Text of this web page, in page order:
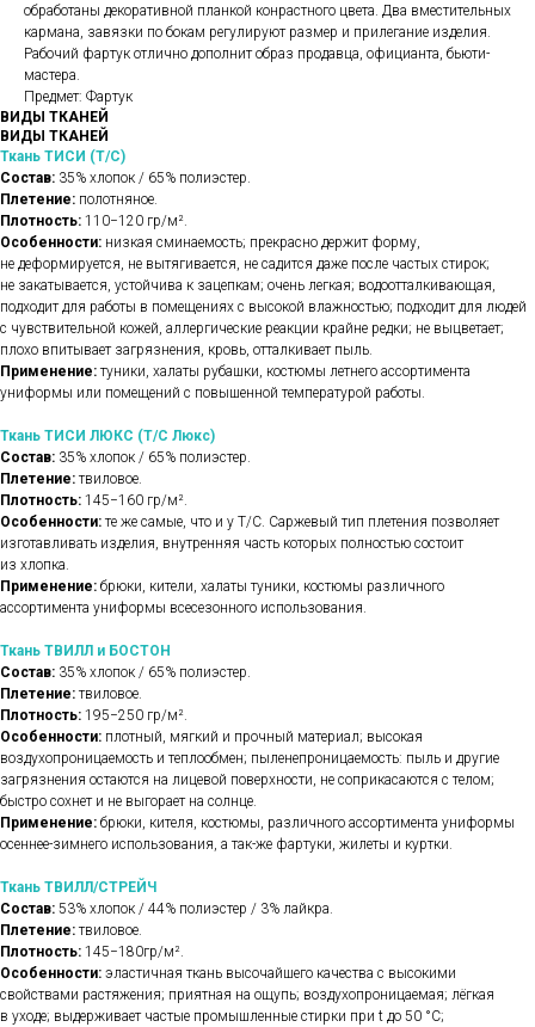
обработаны декоративной планкой конрастного цвета. Два вместительных
кармана, завязки по бокам регулируют размер и прилегание изделия.
Рабочий фартук отлично дополнит образ продавца, официанта, бьюти-
мастера.
Предмет: Фартук
ВИДЫ ТКАНЕЙ
ВИДЫ ТКАНЕЙ
Ткань ТИСИ (Т/С)
Состав: 35% хлопок / 65% полиэстер.
Плетение: полотняное.
Плотность: 110−120 гр/м².
Особенности: низкая сминаемость; прекрасно держит форму,
не деформируется, не вытягивается, не садится даже после частых стирок;
не закатывается, устойчива к зацепкам; очень легкая; водоотталкивающая,
подходит для работы в помещениях с высокой влажностью; подходит для людей
с чувствительной кожей, аллергические реакции крайне редки; не выцветает;
плохо впитывает загрязнения, кровь, отталкивает пыль.
Применение: туники, халаты рубашки, костюмы летнего ассортимента
униформы или помещений с повышенной температурой работы.
Ткань ТИСИ ЛЮКС (Т/С Люкс)
Состав: 35% хлопок / 65% полиэстер.
Плетение: твиловое.
Плотность: 145−160 гр/м².
Особенности: те же самые, что и у Т/С. Саржевый тип плетения позволяет
изготавливать изделия, внутренняя часть которых полностью состоит
из хлопка.
Применение: брюки, кители, халаты туники, костюмы различного
ассортимента униформы всесезонного использования.
Ткань ТВИЛЛ и БОСТОН
Состав: 35% хлопок / 65% полиэстер.
Плетение: твиловое.
Плотность: 195−250 гр/м².
Особенности: плотный, мягкий и прочный материал; высокая
воздухопроницаемость и теплообмен; пыленепроницаемость: пыль и другие
загрязнения остаются на лицевой поверхности, не соприкасаются с телом;
быстро сохнет и не выгорает на солнце.
Применение: брюки, кителя, костюмы, различного ассортимента униформы
осеннее-зимнего использования, а так-же фартуки, жилеты и куртки.
Ткань ТВИЛЛ/СТРЕЙЧ
Состав: 53% хлопок / 44% полиэстер / 3% лайкра.
Плетение: твиловое.
Плотность: 145−180гр/м².
Особенности: эластичная ткань высочайшего качества с высокими
свойствами растяжения; приятная на ощупь; воздухопроницаемая; лёгкая
в уходе; выдерживает частые промышленные стирки при t до 50 °C;